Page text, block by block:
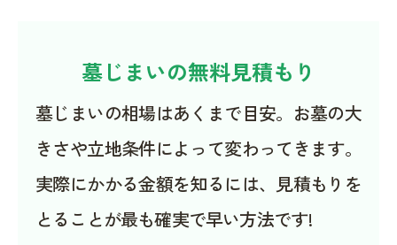
墓じまいの無料見積もり
墓じまいの相場はあくまで目安。お墓の大
きさや立地条件によって変わってきます。
実際にかかる金額を知るには、見積もりを
とることが最も確実で早い方法です!